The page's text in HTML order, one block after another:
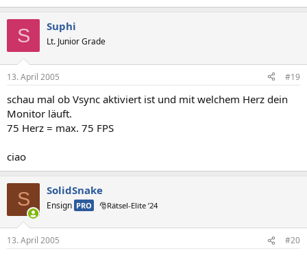
S Suphi
Lt. Junior Grade
13. April 2005 #19
schau mal ob Vsync aktiviert ist und mit welchem Herz dein
Monitor läuft.
75 Herz = max. 75 FPS
ciao
S SolidSnake
Ensign PRO 🎅Rätsel-Elite ’24
13. April 2005 #20